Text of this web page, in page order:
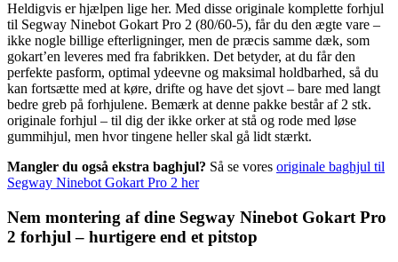
Heldigvis er hjælpen lige her. Med disse originale komplette forhjul
til Segway Ninebot Gokart Pro 2 (80/60-5), får du den ægte vare –
ikke nogle billige efterligninger, men de præcis samme dæk, som
gokart’en leveres med fra fabrikken. Det betyder, at du får den
perfekte pasform, optimal ydeevne og maksimal holdbarhed, så du
kan fortsætte med at køre, drifte og have det sjovt – bare med langt
bedre greb på forhjulene. Bemærk at denne pakke består af 2 stk.
originale forhjul – til dig der ikke orker at stå og rode med løse
gummihjul, men hvor tingene heller skal gå lidt stærkt.
Mangler du også ekstra baghjul? Så se vores originale baghjul til
Segway Ninebot Gokart Pro 2 her
Nem montering af dine Segway Ninebot Gokart Pro
2 forhjul – hurtigere end et pitstop